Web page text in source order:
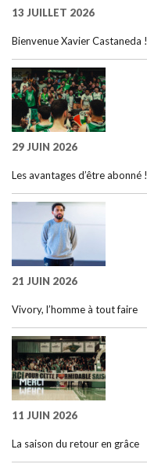
13 JUILLET 2026
Bienvenue Xavier Castaneda !
29 JUIN 2026
Les avantages d’être abonné !
21 JUIN 2026
Vivory, l’homme à tout faire
11 JUIN 2026
La saison du retour en grâce